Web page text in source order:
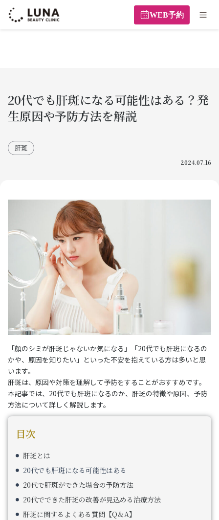
WEB予約
20代でも肝斑になる可能性はある？発
生原因や予防方法を解説
肝斑
2024.07.16
「顔のシミが肝斑じゃないか気になる」「20代でも肝斑になるの
かや、原因を知りたい」といった不安を抱えている方は多いと思
います。
肝斑は、原因や対策を理解して予防をすることがおすすめです。
本記事では、20代でも肝斑になるのか、肝斑の特徴や原因、予防
方法について詳しく解説します。
目次
肝斑とは
20代でも肝斑になる可能性はある
20代で肝斑ができた場合の予防方法
20代でできた肝斑の改善が見込める治療方法
肝斑に関するよくある質問【Q＆A】